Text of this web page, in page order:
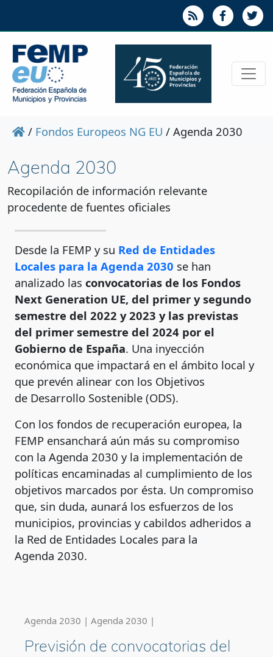
/ Fondos Europeos NG EU / Agenda 2030
Agenda 2030
Recopilación de información relevante
procedente de fuentes oficiales
Desde la FEMP y su Red de Entidades
Locales para la Agenda 2030 se han
analizado las convocatorias de los Fondos
Next Generation UE, del primer y segundo
semestre del 2022 y 2023 y las previstas
del primer semestre del 2024 por el
Gobierno de España. Una inyección
económica que impactará en el ámbito local y
que prevén alinear con los Objetivos
de Desarrollo Sostenible (ODS).
Con los fondos de recuperación europea, la
FEMP ensanchará aún más su compromiso
con la Agenda 2030 y la implementación de
políticas encaminadas al cumplimiento de los
objetivos marcados por ésta. Un compromiso
que, sin duda, aunará los esfuerzos de los
municipios, provincias y cabildos adheridos a
la Red de Entidades Locales para la
Agenda 2030.
Agenda 2030 | Agenda 2030 |
Previsión de convocatorias del